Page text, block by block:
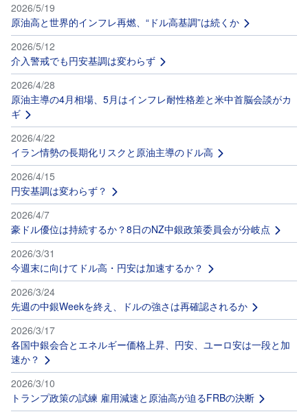
金
・
銀
・
プ
ラ
チ
ナ
外
貨
建
M
M
F
NE
W
取
引
所
C
F
D
(
く
り
っ
く
株
3
6
5)
店
頭
C
F
D
2026/5/19
原油高と世界的インフレ再燃、“ドル高基調”は続くか
2026/5/12
介入警戒でも円安基調は変わらず
2026/4/28
原油主導の4月相場、5月はインフレ耐性格差と米中首脳会談がカ
ギ
2026/4/22
イラン情勢の長期化リスクと原油主導のドル高
2026/4/15
円安基調は変わらず？
2026/4/7
豪ドル優位は持続するか？8日のNZ中銀政策委員会が分岐点
2026/3/31
今週末に向けてドル高・円安は加速するか？
2026/3/24
先週の中銀Weekを終え、ドルの強さは再確認されるか
2026/3/17
各国中銀会合とエネルギー価格上昇、円安、ユーロ安は一段と加
速か？
2026/3/10
トランプ政策の試練 雇用減速と原油高が迫るFRBの決断